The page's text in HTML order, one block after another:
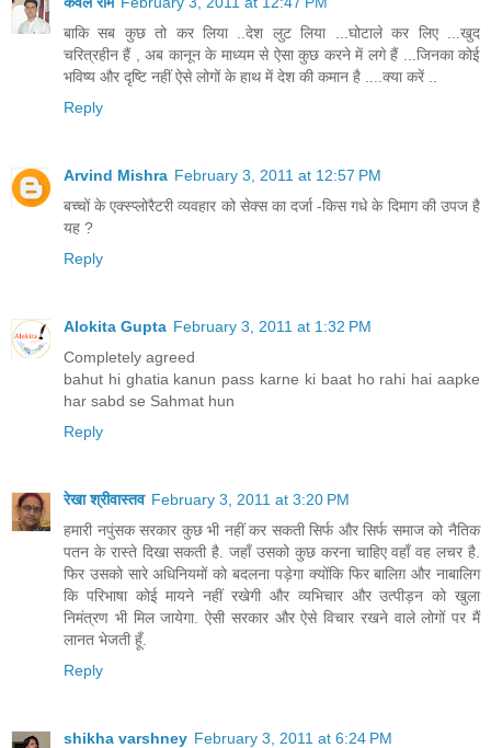
बाकि सब कुछ तो कर लिया ..देश लुट लिया ...घोटाले कर लिए ...खुद
चरित्रहीन हैं , अब कानून के माध्यम से ऐसा कुछ करने में लगे हैं ...जिनका कोई
भविष्य और दृष्टि नहीं ऐसे लोगों के हाथ में देश की कमान है ....क्या करें ..
Reply
Arvind Mishra February 3, 2011 at 12:57 PM
बच्चों के एक्स्प्लोरैटरी व्यवहार को सेक्स का दर्जा -किस गधे के दिमाग की उपज है
यह ?
Reply
Alokita Gupta February 3, 2011 at 1:32 PM
Completely agreed
bahut hi ghatia kanun pass karne ki baat ho rahi hai aapke
har sabd se Sahmat hun
Reply
रेखा श्रीवास्तव February 3, 2011 at 3:20 PM
हमारी नपुंसक सरकार कुछ भी नहीं कर सकती सिर्फ और सिर्फ समाज को नैतिक
पतन के रास्ते दिखा सकती है. जहाँ उसको कुछ करना चाहिए वहाँ वह लचर है.
फिर उसको सारे अधिनियमों को बदलना पड़ेगा क्योंकि फिर बालिग़ और नाबालिग
कि परिभाषा कोई मायने नहीं रखेगी और व्यभिचार और उत्पीड़न को खुला
निमंत्रण भी मिल जायेगा. ऐसी सरकार और ऐसे विचार रखने वाले लोगों पर मैं
लानत भेजती हूँ.
Reply
shikha varshney February 3, 2011 at 6:24 PM